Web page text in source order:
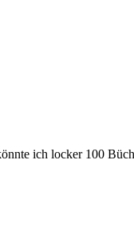
ich locker 100